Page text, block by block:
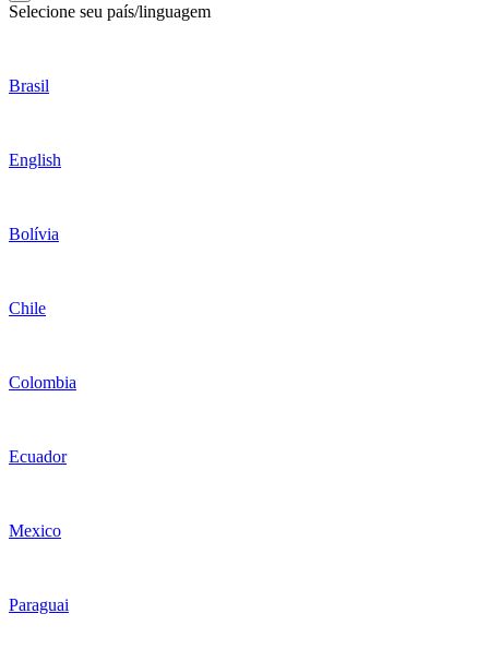
Selecione seu país/linguagem
Brasil
English
Bolívia
Chile
Colombia
Ecuador
Mexico
Paraguai